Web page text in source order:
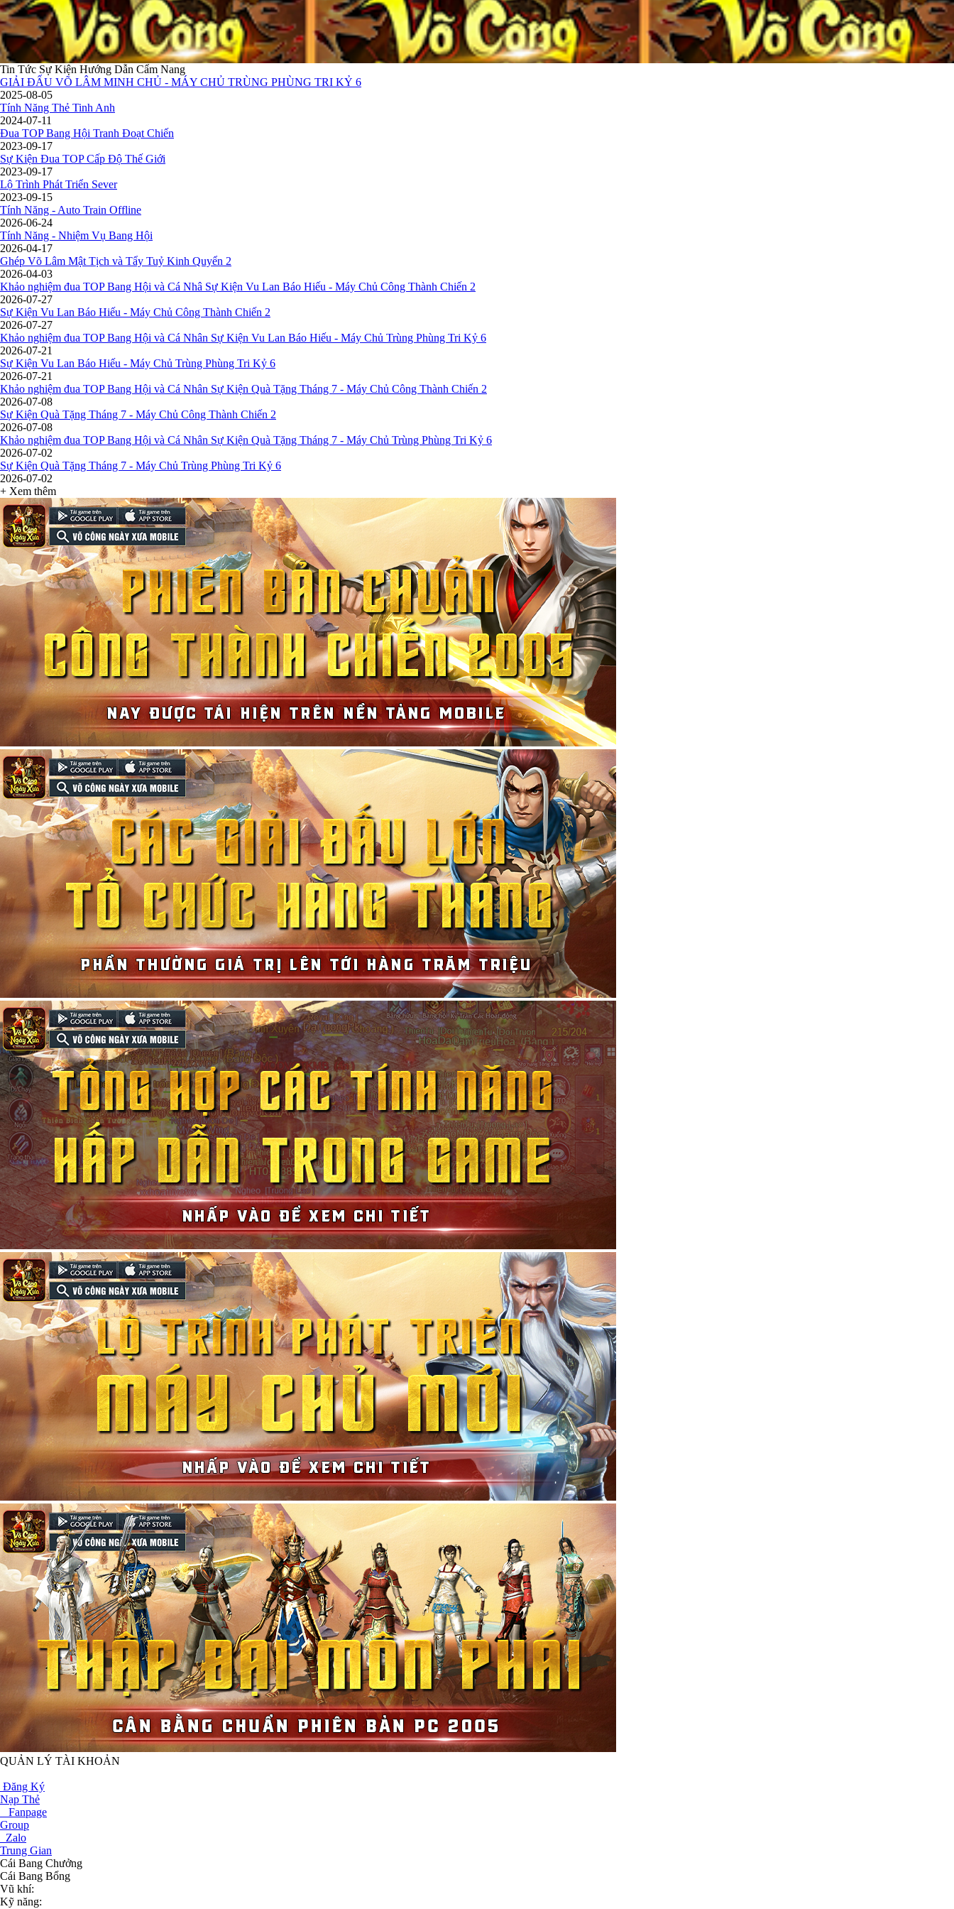
Tin Tức Sự Kiện Hướng Dẫn Cẩm Nang
GIẢI ĐẤU VÕ LÂM MINH CHỦ - MÁY CHỦ TRÙNG PHÙNG TRI KỶ 6
2025-08-05
Tính Năng Thẻ Tinh Anh
2024-07-11
Đua TOP Bang Hội Tranh Đoạt Chiến
2023-09-17
Sự Kiện Đua TOP Cấp Độ Thế Giới
2023-09-17
Lộ Trình Phát Triển Sever
2023-09-15
Tính Năng - Auto Train Offline
2026-06-24
Tính Năng - Nhiệm Vụ Bang Hội
2026-04-17
Ghép Võ Lâm Mật Tịch và Tẩy Tuỷ Kinh Quyển 2
2026-04-03
Khảo nghiệm đua TOP Bang Hội và Cá Nhâ Sự Kiện Vu Lan Báo Hiếu - Máy Chủ Công Thành Chiến 2
2026-07-27
Sự Kiện Vu Lan Báo Hiếu - Máy Chủ Công Thành Chiến 2
2026-07-27
Khảo nghiệm đua TOP Bang Hội và Cá Nhân Sự Kiện Vu Lan Báo Hiếu - Máy Chủ Trùng Phùng Tri Kỷ 6
2026-07-21
Sự Kiện Vu Lan Báo Hiếu - Máy Chủ Trùng Phùng Tri Kỷ 6
2026-07-21
Khảo nghiệm đua TOP Bang Hội và Cá Nhân Sự Kiện Quà Tặng Tháng 7 - Máy Chủ Công Thành Chiến 2
2026-07-08
Sự Kiện Quà Tặng Tháng 7 - Máy Chủ Công Thành Chiến 2
2026-07-08
Khảo nghiệm đua TOP Bang Hội và Cá Nhân Sự Kiện Quà Tặng Tháng 7 - Máy Chủ Trùng Phùng Tri Kỷ 6
2026-07-02
Sự Kiện Quà Tặng Tháng 7 - Máy Chủ Trùng Phùng Tri Kỷ 6
2026-07-02
+ Xem thêm
QUẢN LÝ TÀI KHOẢN
Đăng Ký
Nạp Thẻ
Fanpage
Group
Zalo
Trung Gian
Cái Bang Chưởng
Cái Bang Bổng
Vũ khí:
Kỹ năng: